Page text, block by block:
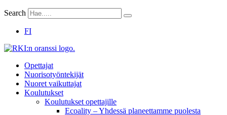
Search
FI
Opettajat
Nuorisotyöntekijät
Nuoret vaikuttajat
Koulutukset
Koulutukset opettajille
Ecoality – Yhdessä planeettamme puolesta